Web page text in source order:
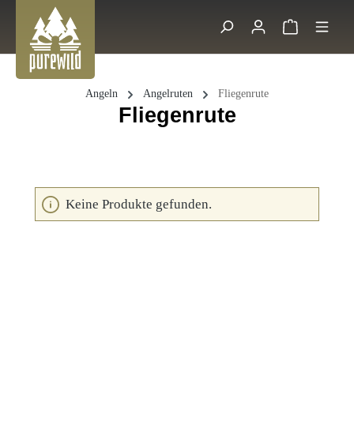
Zum Hauptinhalt springen
Suche
Angeln Angelruten Fliegenrute
Fliegenrute
Keine Produkte gefunden.